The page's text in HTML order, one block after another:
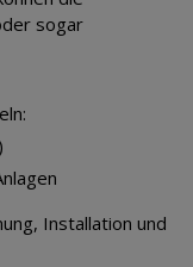
sogar
Installation und